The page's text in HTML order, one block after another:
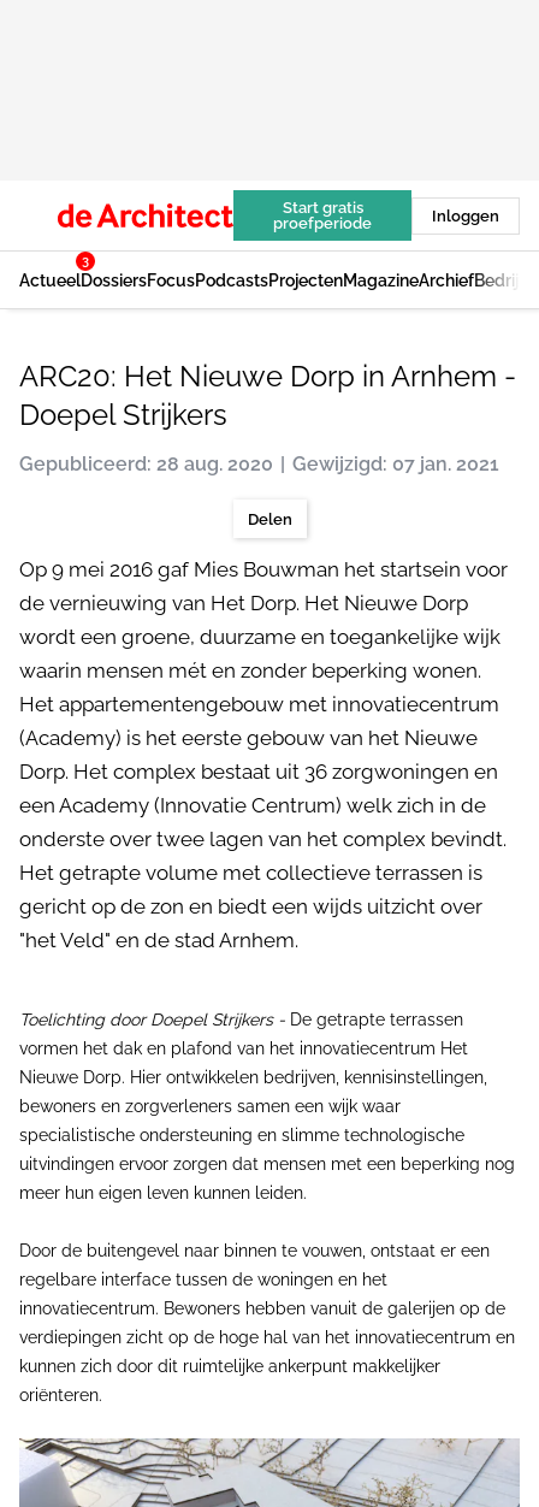
Start gratis
proefperiode
Inloggen
Actueel
3
DossiersFocusPodcastsProjectenMagazineArchief
ARC20: Het Nieuwe Dorp in Arnhem -
Doepel Strijkers
Gepubliceerd: 28 aug. 2020 Gewijzigd: 07 jan. 2021
Delen
Op 9 mei 2016 gaf Mies Bouwman het startsein voor
de vernieuwing van Het Dorp. Het Nieuwe Dorp
wordt een groene, duurzame en toegankelijke wijk
waarin mensen mét en zonder beperking wonen.
Het appartementengebouw met innovatiecentrum
(Academy) is het eerste gebouw van het Nieuwe
Dorp. Het complex bestaat uit 36 zorgwoningen en
een Academy (Innovatie Centrum) welk zich in de
onderste over twee lagen van het complex bevindt.
Het getrapte volume met collectieve terrassen is
gericht op de zon en biedt een wijds uitzicht over
"het Veld" en de stad Arnhem.
Toelichting door Doepel Strijkers - De getrapte terrassen
vormen het dak en plafond van het innovatiecentrum Het
Nieuwe Dorp. Hier ontwikkelen bedrijven, kennisinstellingen,
bewoners en zorgverleners samen een wijk waar
specialistische ondersteuning en slimme technologische
uitvindingen ervoor zorgen dat mensen met een beperking nog
meer hun eigen leven kunnen leiden.
Door de buitengevel naar binnen te vouwen, ontstaat er een
regelbare interface tussen de woningen en het
innovatiecentrum. Bewoners hebben vanuit de galerijen op de
verdiepingen zicht op de hoge hal van het innovatiecentrum en
kunnen zich door dit ruimtelijke ankerpunt makkelijker
oriënteren.